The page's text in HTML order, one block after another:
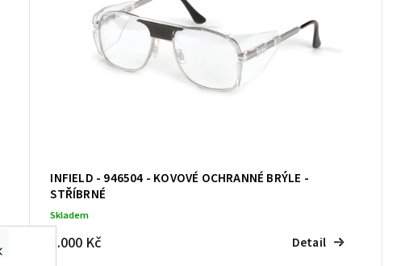
INFIELD - 946504 - KOVOVÉ OCHRANNÉ BRÝLE -
STŘÍBRNÉ
Skladem
3.000 Kč Detail